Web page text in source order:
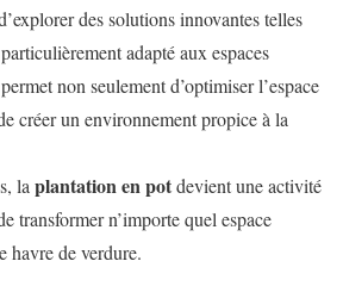
des solutions innovantes telles
adapté aux espaces
non seulement d’optimiser l’espace
créer un environnement propice à la
laplantation en potdevient une activité
transformer n’importe quel espace
havre de verdure.